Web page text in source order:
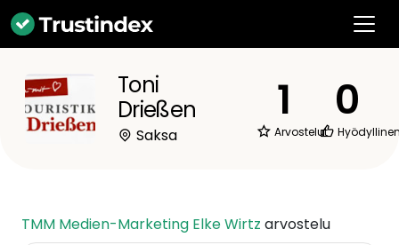
Toni
Drießen
Saksa
1
Arvostelut
0
TMM Medien-Marketing Elke Wirtz arvostelu